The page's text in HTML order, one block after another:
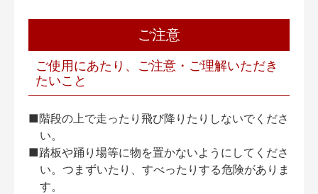
ご注意
ご使用にあたり、ご注意・ご理解いただき
たいこと
■階段の上で走ったり飛び降りたりしないでくださ
い。
■踏板や踊り場等に物を置かないようにしてくださ
い。つまずいたり、すべったりする危険がありま
す。